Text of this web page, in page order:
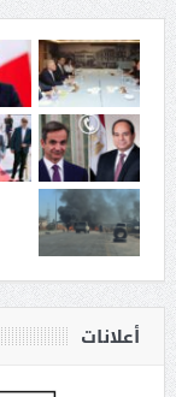
أعلانات